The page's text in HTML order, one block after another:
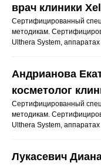
врач клиники
Сертифицированный
методикам.
Ulthera System,
Андрианова
косметолог
Сертифицированный
методикам.
Ulthera System,
Лукасевич